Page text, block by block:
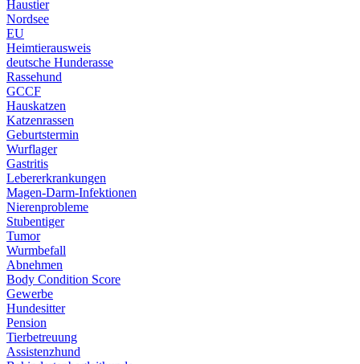
Haustier
Nordsee
EU
Heimtierausweis
deutsche Hunderasse
Rassehund
GCCF
Hauskatzen
Katzenrassen
Geburtstermin
Wurflager
Gastritis
Lebererkrankungen
Magen-Darm-Infektionen
Nierenprobleme
Stubentiger
Tumor
Wurmbefall
Abnehmen
Body Condition Score
Gewerbe
Hundesitter
Pension
Tierbetreuung
Assistenzhund